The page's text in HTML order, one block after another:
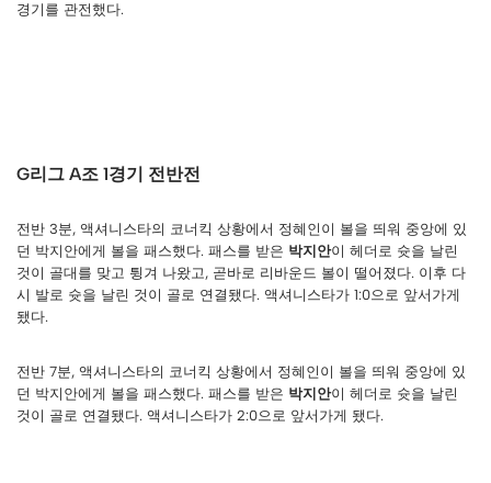
경기를 관전했다.
G리그 A조 1경기 전반전
전반 3분, 액셔니스타의 코너킥 상황에서 정혜인이 볼을 띄워 중앙에 있
던 박지안에게 볼을 패스했다. 패스를 받은 박지안이 헤더로 슛을 날린
것이 골대를 맞고 튕겨 나왔고, 곧바로 리바운드 볼이 떨어졌다. 이후 다
시 발로 슛을 날린 것이 골로 연결됐다. 액셔니스타가 1:0으로 앞서가게
됐다.
전반 7분, 액셔니스타의 코너킥 상황에서 정혜인이 볼을 띄워 중앙에 있
던 박지안에게 볼을 패스했다. 패스를 받은 박지안이 헤더로 슛을 날린
것이 골로 연결됐다. 액셔니스타가 2:0으로 앞서가게 됐다.